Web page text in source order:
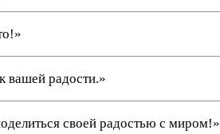
вашей радости.»
своей радостью с миром!»